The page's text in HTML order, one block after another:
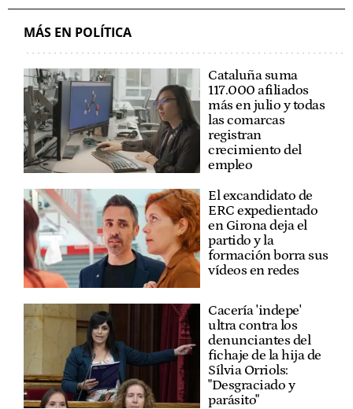
MÁS EN POLÍTICA
Cataluña suma
117.000 afiliados
más en julio y todas
las comarcas
registran
crecimiento del
empleo
El excandidato de
ERC expedientado
en Girona deja el
partido y la
formación borra sus
vídeos en redes
Cacería 'indepe'
ultra contra los
denunciantes del
fichaje de la hija de
Sílvia Orriols:
"Desgraciado y
parásito"